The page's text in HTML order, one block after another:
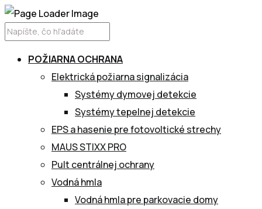
POŽIARNA OCHRANA
Elektrická požiarna signalizácia
Systémy dymovej detekcie
Systémy tepelnej detekcie
EPS a hasenie pre fotovoltické strechy
MAUS STIXX PRO
Pult centrálnej ochrany
Vodná hmla
Vodná hmla pre parkovacie domy